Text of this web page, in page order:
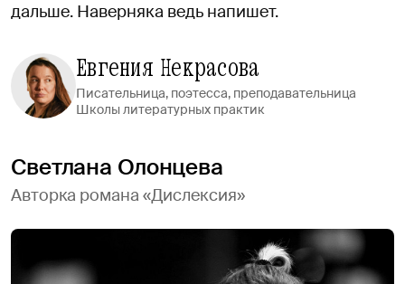
дальше. Наверняка ведь напишет.
Евгения Некрасова
Писательница, поэтесса, преподавательница
Школы литературных практик
Светлана Олонцева
Авторка романа «Дислексия»